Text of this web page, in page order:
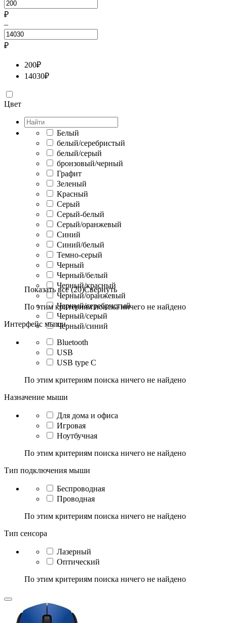
₽
–
₽
200₽
14030₽
Цвет
Белый
белый/серебристый
белый/серый
бронзовый/черный
Графит
Зеленый
Красный
Серый
Серый-белый
Серый/оранжевый
Синий
Синий/белый
Темно-серый
Черный
Черный/белый
Черный/красный
Черный/оранжевый
Черный/серебристый
Черный/серый
Черный/синий
Показать все (20)Свернуть
По этим критериям поиска ничего не найдено
Интерфейс мыши
Bluetooth
USB
USB type C
По этим критериям поиска ничего не найдено
Назначение мыши
Для дома и офиса
Игровая
Ноутбучная
По этим критериям поиска ничего не найдено
Тип подключения мыши
Беспроводная
Проводная
По этим критериям поиска ничего не найдено
Тип сенсора
Лазерный
Оптический
По этим критериям поиска ничего не найдено